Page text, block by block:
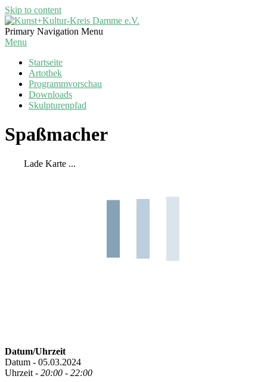
Skip to content
Kunst+Kultur-
Kreis
Primary Navigation Menu
Menu
Startseite
Artothek
Programmvorschau
Downloads
Skulpturenpfad
Spaßmacher
Lade Karte ...
Datum/Uhrzeit
Datum - 05.03.2024
Uhrzeit - 20:00 - 22:00